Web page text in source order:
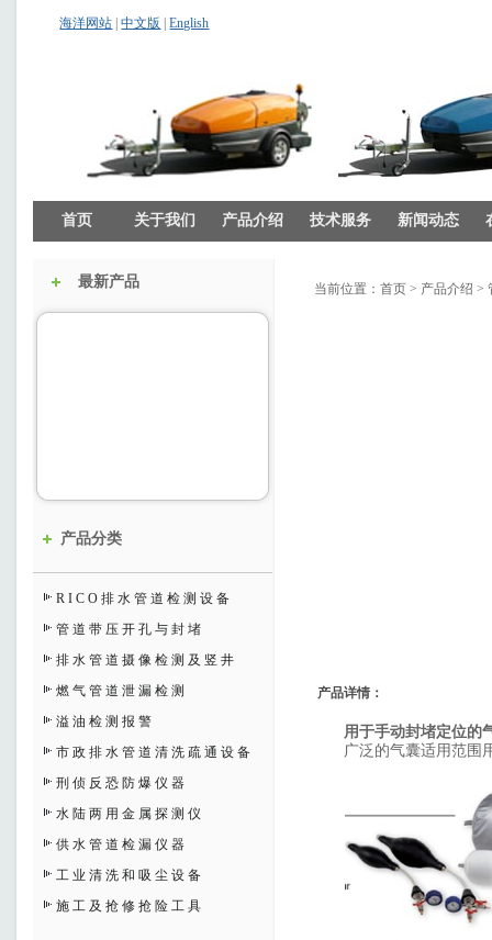
海洋网站 |中文版 |English
首页 关于我们 产品介绍 技术服务 新闻动态
最新产品
产品分类
RICO排水管道检测设备
管道带压开孔与封堵
排水管道摄像检测及竖井
燃气管道泄漏检测
溢油检测报警
市政排水管道清洗疏通设备
刑侦反恐防爆仪器
水陆两用金属探测仪
供水管道检漏仪器
工业清洗和吸尘设备
施工及抢修抢险工具
当前位置： 首页 > 产品介绍 >
产品详情：
用于手动封堵定位的
广泛的气囊适用范围